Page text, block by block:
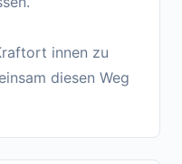
innen zu
diesen Weg